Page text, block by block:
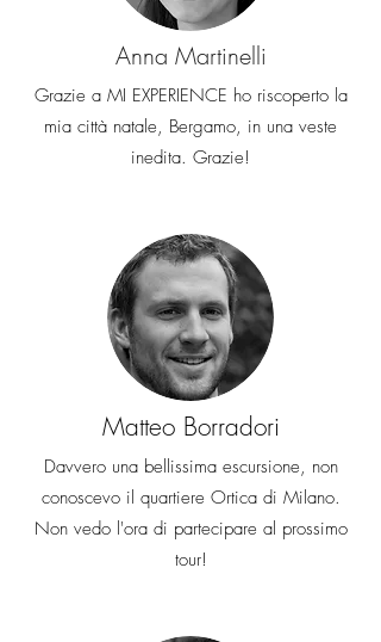
Anna Martinelli
Grazie a MI EXPERIENCE ho riscoperto la
mia città natale, Bergamo, in una veste
inedita. Grazie!
Matteo Borradori
Davvero una bellissima escursione, non
conoscevo il quartiere Ortica di Milano.
Non vedo l'ora di partecipare al prossimo
tour!